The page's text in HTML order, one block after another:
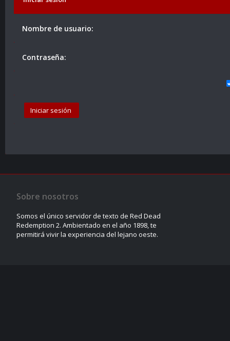
Nombre de usuario:
Contraseña:
Sobre nosotros
Somos el único servidor de texto de Red Dead
Redemption 2. Ambientado en el año 1898, te
permitirá vivir la experiencia del lejano oeste.